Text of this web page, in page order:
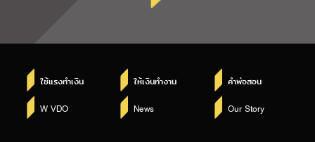
ใช้แรงทำเงิน ให้เงินทำงาน คำพ่อสอน
W VDO News Our Story